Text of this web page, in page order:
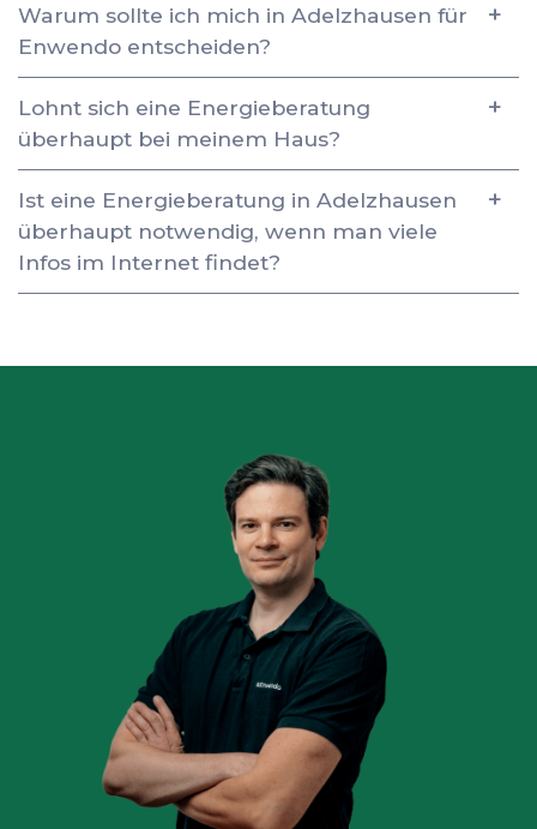
Warum sollte ich mich in Adelzhausen für
Enwendo entscheiden?
Lohnt sich eine Energieberatung
überhaupt bei meinem Haus?
Ist eine Energieberatung in Adelzhausen
überhaupt notwendig, wenn man viele
Infos im Internet findet?